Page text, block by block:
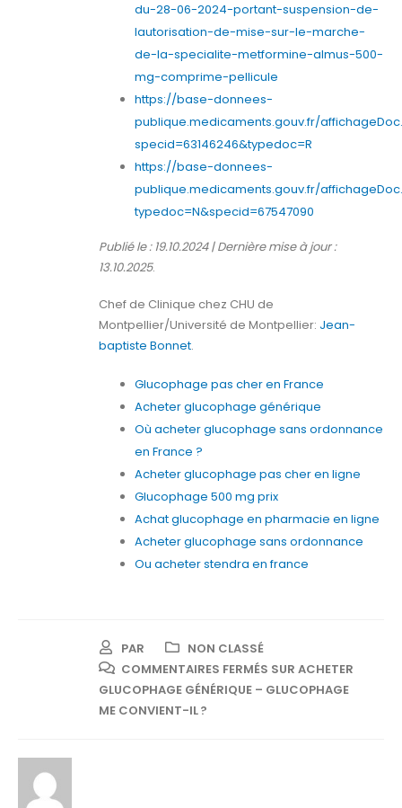
du-28-06-2024-portant-suspension-de-
lautorisation-de-mise-sur-le-marche-
de-la-specialite-metformine-almus-500-
mg-comprime-pellicule
https://base-donnees-
publique.medicaments.gouv.fr/
specid=63146246&typedoc=R
https://base-donnees-
publique.medicaments.gouv.fr/
typedoc=N&specid=67547090
Publié le : 19.10.2024 | Dernière mise à jour :
13.10.2025.
Chef de Clinique chez CHU de
Montpellier/Université de Montpellier: Jean-
baptiste Bonnet.
Glucophage pas cher en France
Acheter glucophage générique
Où acheter glucophage sans ordonnance
en France ?
Acheter glucophage pas cher en ligne
Glucophage 500 mg prix
Achat glucophage en pharmacie en ligne
Acheter glucophage sans ordonnance
Ou acheter stendra en france
PAR
NON CLASSÉ
COMMENTAIRES FERMÉS SUR ACHETER
GLUCOPHAGE GÉNÉRIQUE – GLUCOPHAGE
ME CONVIENT-IL ?